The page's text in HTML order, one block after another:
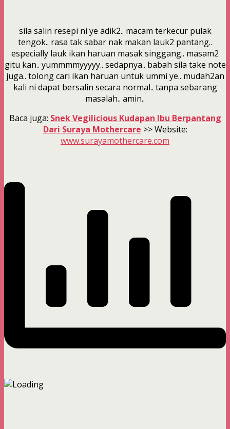
sila salin resepi ni ye adik2.. macam terkecur pulak
tengok.. rasa tak sabar nak makan lauk2 pantang..
especially lauk ikan haruan masak singgang.. masam2
gitu kan.. yummmmyyyyy.. sedapnya.. babah sila take note
juga.. tolong cari ikan haruan untuk ummi ye.. mudah2an
kali ni dapat bersalin secara normal.. tanpa sebarang
masalah.. amin..
Baca juga: Snek Vegilicious Kudapan Ibu Berpantang
Dari Suraya Mothercare >> Website:
www.surayamothercare.com